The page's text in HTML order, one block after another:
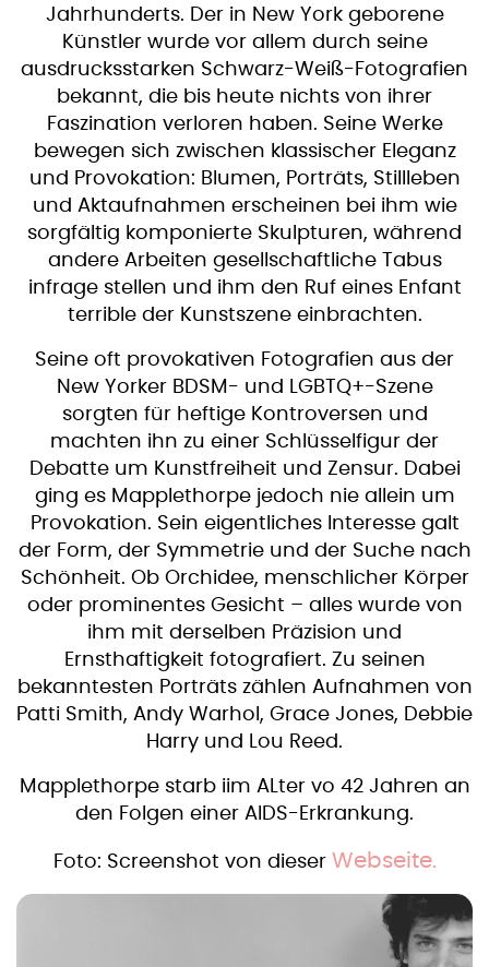
Jahrhunderts. Der in New York geborene
Künstler wurde vor allem durch seine
ausdrucksstarken Schwarz-Weiß-Fotografien
bekannt, die bis heute nichts von ihrer
Faszination verloren haben. Seine Werke
bewegen sich zwischen klassischer Eleganz
und Provokation: Blumen, Porträts, Stillleben
und Aktaufnahmen erscheinen bei ihm wie
sorgfältig komponierte Skulpturen, während
andere Arbeiten gesellschaftliche Tabus
infrage stellen und ihm den Ruf eines Enfant
terrible der Kunstszene einbrachten.
Seine oft provokativen Fotografien aus der
New Yorker BDSM- und LGBTQ+-Szene
sorgten für heftige Kontroversen und
machten ihn zu einer Schlüsselfigur der
Debatte um Kunstfreiheit und Zensur. Dabei
ging es Mapplethorpe jedoch nie allein um
Provokation. Sein eigentliches Interesse galt
der Form, der Symmetrie und der Suche nach
Schönheit. Ob Orchidee, menschlicher Körper
oder prominentes Gesicht – alles wurde von
ihm mit derselben Präzision und
Ernsthaftigkeit fotografiert. Zu seinen
bekanntesten Porträts zählen Aufnahmen von
Patti Smith, Andy Warhol, Grace Jones, Debbie
Harry und Lou Reed.
Mapplethorpe starb iim ALter vo 42 Jahren an
den Folgen einer AIDS-Erkrankung.
Foto: Screenshot von dieser Webseite.